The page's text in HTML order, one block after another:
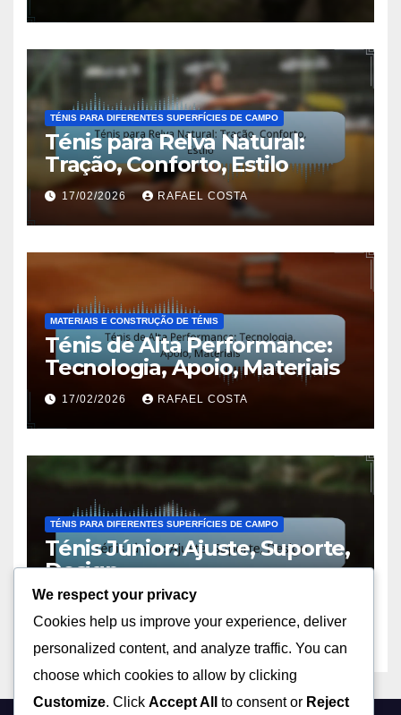
TÉNIS PARA DIFERENTES SUPERFÍCIES DE CAMPO
Ténis para Relva Natural:
Tração, Conforto, Estilo
17/02/2026 RAFAEL COSTA
MATERIAIS E CONSTRUÇÃO DE TÉNIS
Ténis de Alta Performance:
Tecnologia, Apoio, Materiais
17/02/2026 RAFAEL COSTA
TÉNIS PARA DIFERENTES SUPERFÍCIES DE CAMPO
Ténis Júnior: Ajuste, Suporte,
Design
17/02/2026 RAFAEL COSTA
We respect your privacy
Cookies help us improve your experience, deliver
personalized content, and analyze traffic. You can
choose which cookies to allow by clicking
Customize. Click Accept All to consent or Reject